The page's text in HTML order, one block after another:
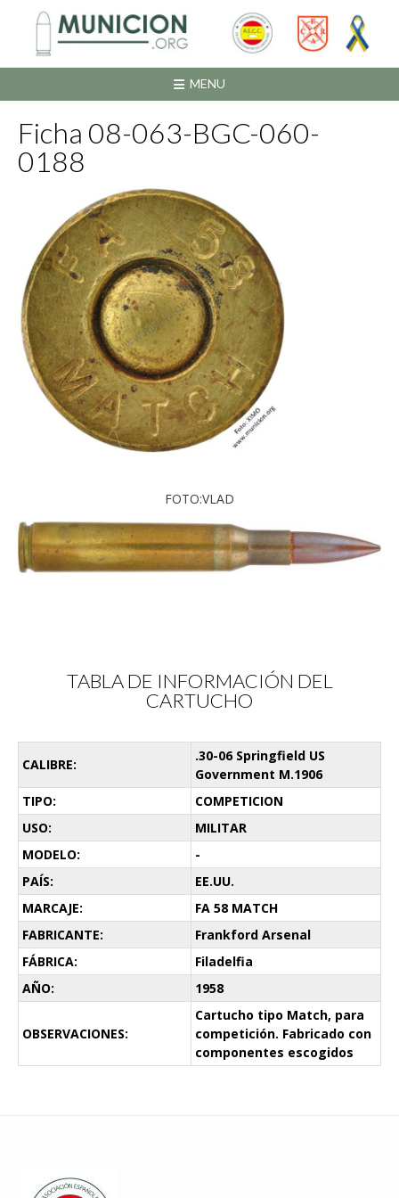
contenido
MENU
Ficha 08-063-BGC-060-
0188
FOTO:VLAD
TABLA DE INFORMACIÓN DEL
CARTUCHO
CALIBRE:
.30-06 Springfield US
Government M.1906
TIPO:
COMPETICION
USO:
MILITAR
MODELO:
-
PAÍS:
EE.UU.
MARCAJE:
FA 58 MATCH
FABRICANTE:
Frankford Arsenal
FÁBRICA:
Filadelfia
AÑO:
1958
OBSERVACIONES:
Cartucho tipo Match, para
competición. Fabricado con
componentes escogidos